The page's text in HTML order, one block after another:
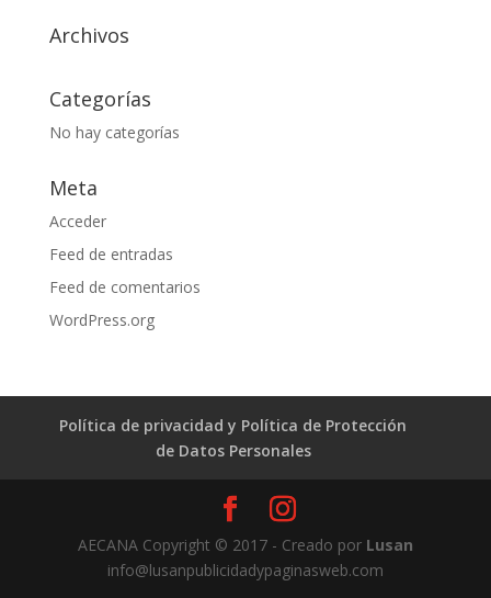
Archivos
Categorías
No hay categorías
Meta
Acceder
Feed de entradas
Feed de comentarios
WordPress.org
Política de privacidad y Política de Protección
de Datos Personales
AECANA Copyright © 2017 - Creado porLusan
info@lusanpublicidadypaginasweb.com